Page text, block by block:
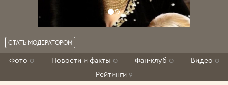
СТАТЬ МОДЕРАТОРОМ
Фото 0 Новости и факты 0 Фан-клуб 0 Видео 0
Рейтинги 9